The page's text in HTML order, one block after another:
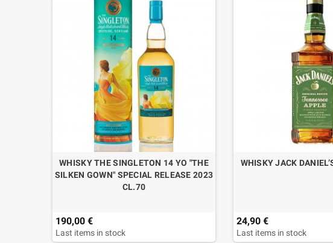
WHISKY THE SINGLETON 14 YO "THE
SILKEN GOWN" SPECIAL RELEASE 2023
CL.70
190,00 €
Last items in stock
WHISKY JACK
24,90 €
Last items in stock